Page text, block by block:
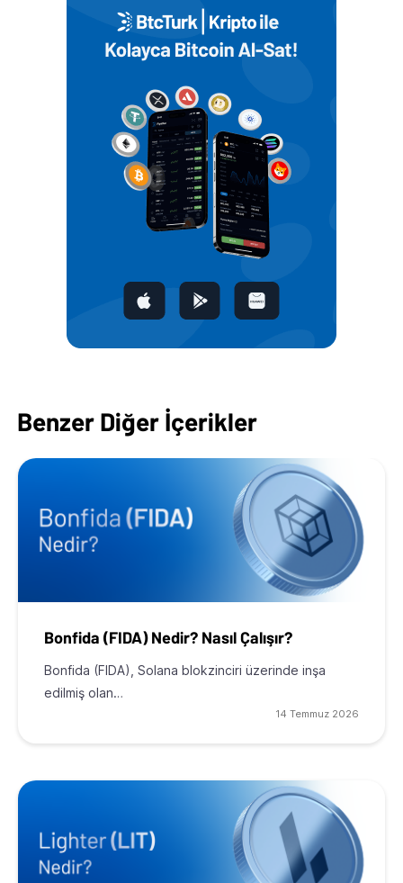
Benzer Diğer İçerikler
Bonfida (FIDA) Nedir? Nasıl Çalışır?
Bonfida (FIDA), Solana blokzinciri üzerinde inşa
edilmiş olan…
14 Temmuz 2026